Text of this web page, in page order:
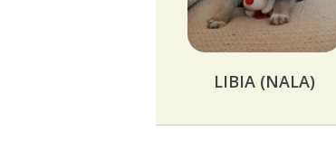
LIBIA (NALA)